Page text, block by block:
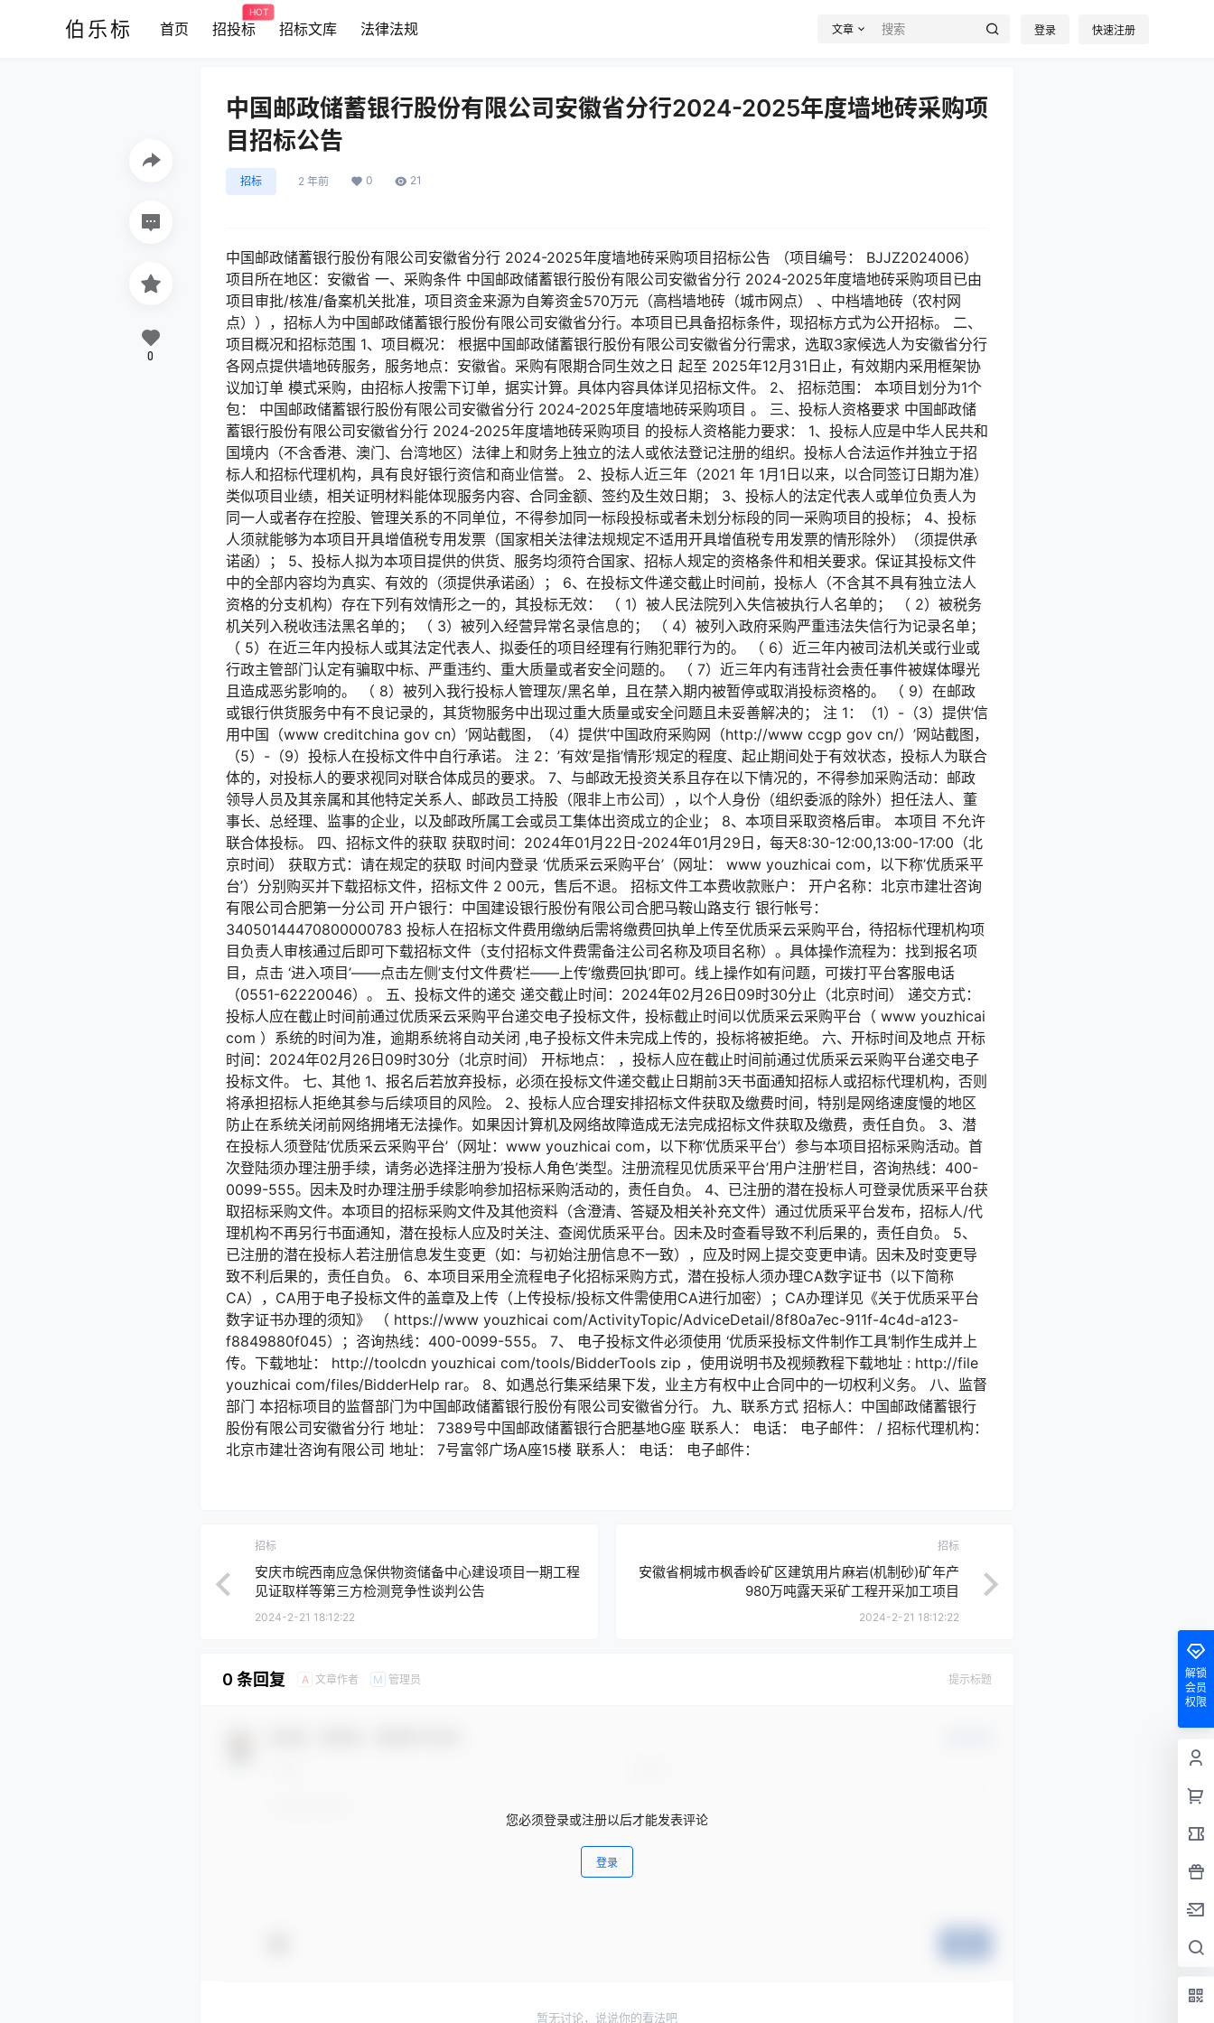
伯乐标 首页 招投标
HOT
招标文库 法律法规 文章 登录 快速注册
中国邮政储蓄银行股份有限公司安徽省分行2024-2025年度墙地砖采购项
目招标公告
招标 2 年前 0 21
中国邮政储蓄银行股份有限公司安徽省分行 2024-2025年度墙地砖采购项目招标公告 （项目编号： BJJZ2024006）
项目所在地区：安徽省 一、采购条件 中国邮政储蓄银行股份有限公司安徽省分行 2024-2025年度墙地砖采购项目已由
项目审批/核准/备案机关批准，项目资金来源为自筹资金570万元（高档墙地砖（城市网点） 、中档墙地砖（农村网
点）），招标人为中国邮政储蓄银行股份有限公司安徽省分行。本项目已具备招标条件，现招标方式为公开招标。 二、
项目概况和招标范围 1、项目概况： 根据中国邮政储蓄银行股份有限公司安徽省分行需求，选取3家候选人为安徽省分行
各网点提供墙地砖服务，服务地点：安徽省。采购有限期合同生效之日 起至 2025年12月31日止，有效期内采用框架协
议加订单 模式采购，由招标人按需下订单，据实计算。具体内容具体详见招标文件。 2、 招标范围： 本项目划分为1个
包： 中国邮政储蓄银行股份有限公司安徽省分行 2024-2025年度墙地砖采购项目 。 三、投标人资格要求 中国邮政储
蓄银行股份有限公司安徽省分行 2024-2025年度墙地砖采购项目 的投标人资格能力要求： 1、投标人应是中华人民共和
国境内（不含香港、澳门、台湾地区）法律上和财务上独立的法人或依法登记注册的组织。投标人合法运作并独立于招
标人和招标代理机构，具有良好银行资信和商业信誉。 2、投标人近三年（2021 年 1月1日以来，以合同签订日期为准）
类似项目业绩，相关证明材料能体现服务内容、合同金额、签约及生效日期； 3、投标人的法定代表人或单位负责人为
同一人或者存在控股、管理关系的不同单位，不得参加同一标段投标或者未划分标段的同一采购项目的投标； 4、投标
人须就能够为本项目开具增值税专用发票（国家相关法律法规规定不适用开具增值税专用发票的情形除外）（须提供承
诺函）； 5、投标人拟为本项目提供的供货、服务均须符合国家、招标人规定的资格条件和相关要求。保证其投标文件
中的全部内容均为真实、有效的（须提供承诺函）； 6、在投标文件递交截止时间前，投标人（不含其不具有独立法人
资格的分支机构）存在下列有效情形之一的，其投标无效： （ 1）被人民法院列入失信被执行人名单的； （ 2）被税务
机关列入税收违法黑名单的； （ 3）被列入经营异常名录信息的； （ 4）被列入政府采购严重违法失信行为记录名单；
（ 5）在近三年内投标人或其法定代表人、拟委任的项目经理有行贿犯罪行为的。 （ 6）近三年内被司法机关或行业或
行政主管部门认定有骗取中标、严重违约、重大质量或者安全问题的。 （ 7）近三年内有违背社会责任事件被媒体曝光
且造成恶劣影响的。 （ 8）被列入我行投标人管理灰/黑名单，且在禁入期内被暂停或取消投标资格的。 （ 9）在邮政
或银行供货服务中有不良记录的，其货物服务中出现过重大质量或安全问题且未妥善解决的； 注 1：（1）-（3）提供’信
用中国（www creditchina gov cn）’网站截图，（4）提供’中国政府采购网（http://www ccgp gov cn/）’网站截图，
（5）-（9）投标人在投标文件中自行承诺。 注 2：’有效’是指’情形’规定的程度、起止期间处于有效状态，投标人为联合
体的，对投标人的要求视同对联合体成员的要求。 7、与邮政无投资关系且存在以下情况的，不得参加采购活动：邮政
领导人员及其亲属和其他特定关系人、邮政员工持股（限非上市公司），以个人身份（组织委派的除外）担任法人、董
事长、总经理、监事的企业，以及邮政所属工会或员工集体出资成立的企业； 8、本项目采取资格后审。 本项目 不允许
联合体投标。 四、招标文件的获取 获取时间：2024年01月22日-2024年01月29日，每天8:30-12:00,13:00-17:00（北
京时间） 获取方式：请在规定的获取 时间内登录 ‘优质采云采购平台’（网址： www youzhicai com，以下称’优质采平
台’）分别购买并下载招标文件，招标文件 2 00元，售后不退。 招标文件工本费收款账户： 开户名称：北京市建壮咨询
有限公司合肥第一分公司 开户银行：中国建设银行股份有限公司合肥马鞍山路支行 银行帐号：
34050144470800000783 投标人在招标文件费用缴纳后需将缴费回执单上传至优质采云采购平台，待招标代理机构项
目负责人审核通过后即可下载招标文件（支付招标文件费需备注公司名称及项目名称）。具体操作流程为：找到报名项
目，点击 ‘进入项目’——点击左侧’支付文件费’栏——上传’缴费回执’即可。线上操作如有问题，可拨打平台客服电话
（0551-62220046）。 五、投标文件的递交 递交截止时间：2024年02月26日09时30分止（北京时间） 递交方式：
投标人应在截止时间前通过优质采云采购平台递交电子投标文件，投标截止时间以优质采云采购平台（ www youzhicai
com ）系统的时间为准，逾期系统将自动关闭 ,电子投标文件未完成上传的，投标将被拒绝。 六、开标时间及地点 开标
时间：2024年02月26日09时30分（北京时间） 开标地点： ，投标人应在截止时间前通过优质采云采购平台递交电子
投标文件。 七、其他 1、报名后若放弃投标，必须在投标文件递交截止日期前3天书面通知招标人或招标代理机构，否则
将承担招标人拒绝其参与后续项目的风险。 2、投标人应合理安排招标文件获取及缴费时间，特别是网络速度慢的地区
防止在系统关闭前网络拥堵无法操作。如果因计算机及网络故障造成无法完成招标文件获取及缴费，责任自负。 3、潜
在投标人须登陆’优质采云采购平台’（网址：www youzhicai com，以下称’优质采平台’）参与本项目招标采购活动。首
次登陆须办理注册手续，请务必选择注册为’投标人角色’类型。注册流程见优质采平台’用户注册’栏目，咨询热线：400-
0099-555。因未及时办理注册手续影响参加招标采购活动的，责任自负。 4、已注册的潜在投标人可登录优质采平台获
取招标采购文件。本项目的招标采购文件及其他资料（含澄清、答疑及相关补充文件）通过优质采平台发布，招标人/代
理机构不再另行书面通知，潜在投标人应及时关注、查阅优质采平台。因未及时查看导致不利后果的，责任自负。 5、
已注册的潜在投标人若注册信息发生变更（如：与初始注册信息不一致），应及时网上提交变更申请。因未及时变更导
致不利后果的，责任自负。 6、本项目采用全流程电子化招标采购方式，潜在投标人须办理CA数字证书（以下简称
CA），CA用于电子投标文件的盖章及上传（上传投标/投标文件需使用CA进行加密）；CA办理详见《关于优质采平台
数字证书办理的须知》 （ https://www youzhicai com/ActivityTopic/AdviceDetail/8f80a7ec-911f-4c4d-a123-
f8849880f045）；咨询热线：400-0099-555。 7、 电子投标文件必须使用 ‘优质采投标文件制作工具’制作生成并上
传。下载地址： http://toolcdn youzhicai com/tools/BidderTools zip ，使用说明书及视频教程下载地址 : http://file
youzhicai com/files/BidderHelp rar。 8、如遇总行集采结果下发，业主方有权中止合同中的一切权利义务。 八、监督
部门 本招标项目的监督部门为中国邮政储蓄银行股份有限公司安徽省分行。 九、联系方式 招标人：中国邮政储蓄银行
股份有限公司安徽省分行 地址： 7389号中国邮政储蓄银行合肥基地G座 联系人： 电话： 电子邮件： / 招标代理机构：
北京市建壮咨询有限公司 地址： 7号富邻广场A座15楼 联系人： 电话： 电子邮件：
0
招标
安庆市皖西南应急保供物资储备中心建设项目一期工程
见证取样等第三方检测竞争性谈判公告
2024-2-21 18:12:22
招标
安徽省桐城市枫香岭矿区建筑用片麻岩(机制砂)矿年产
980万吨露天采矿工程开采加工项目
2024-2-21 18:12:22
0 条回复 A 文章作者 M 管理员 提示标题
您必须登录或注册以后才能发表评论
登录
暂无讨论，说说你的看法吧
解锁
会员
权限